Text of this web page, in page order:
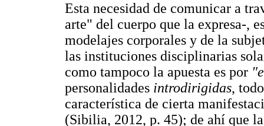
Esta necesidad de comunicar a
arte" del cuerpo que la expresa-,
modelajes corporales y de la
las instituciones disciplinarias
como tampoco la apuesta es por
personalidades introdirigidas,
característica de cierta
(Sibilia, 2012, p. 45); de ahí que